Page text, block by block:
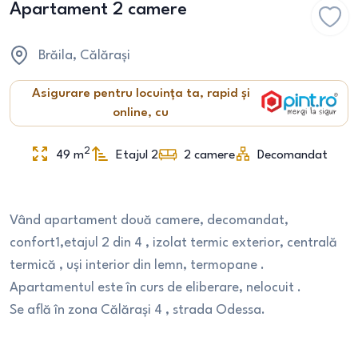
Apartament 2 camere
Brăila, Călărași
Asigurare pentru locuința ta, rapid și
online, cu
49 m2 Etajul 2 2 camere Decomandat
Vând apartament două camere, decomandat,
confort1,etajul 2 din 4 , izolat termic exterior, centrală
termică , uși interior din lemn, termopane .
Apartamentul este în curs de eliberare, nelocuit .
Se află în zona Călărași 4 , strada Odessa.